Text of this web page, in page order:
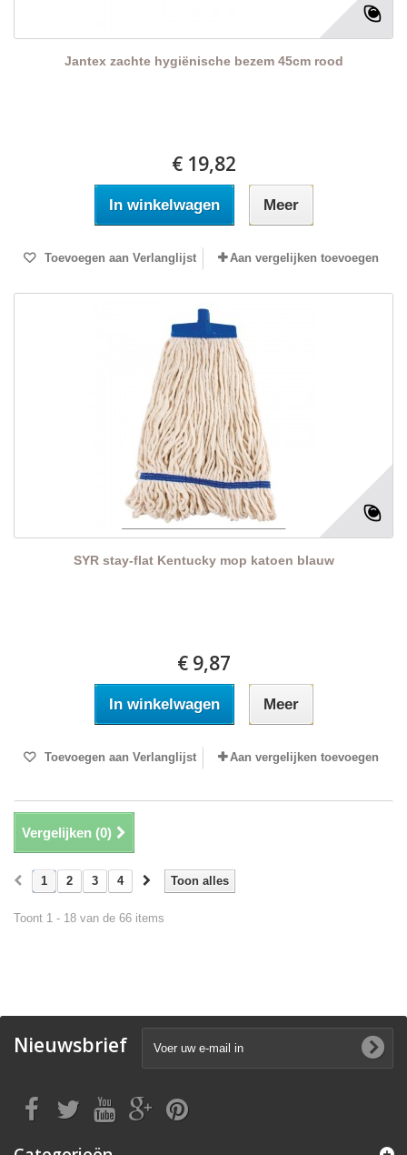
Jantex zachte hygiënische bezem 45cm rood
€ 19,82
In winkelwagen Meer
Toevoegen aan Verlanglijst Aan vergelijken toevoegen
SYR stay-flat Kentucky mop katoen blauw
€ 9,87
In winkelwagen Meer
Toevoegen aan Verlanglijst Aan vergelijken toevoegen
Vergelijken (0)
Toon alles
1 2 3 4
Toont 1 - 18 van de 66 items
Nieuwsbrief